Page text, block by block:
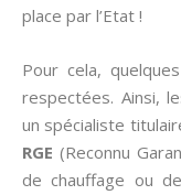
place par l’Etat !
Pour cela,
respectées. Ainsi,
un spécialiste
RGE(Reconnu
de chauffage ou